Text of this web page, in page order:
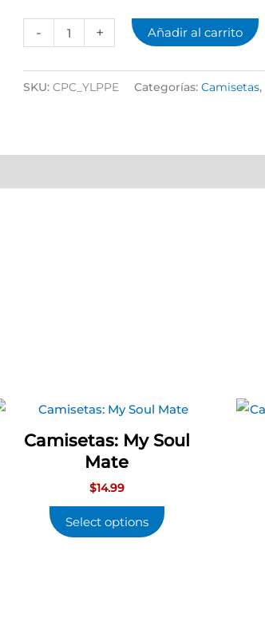
- + Añadir al carrito
SKU: CPC_YLPPE Categorías: Camisetas,
Camisetas: My Soul
Mate
$14.99
Select options